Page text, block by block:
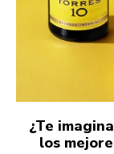
¿Te
los